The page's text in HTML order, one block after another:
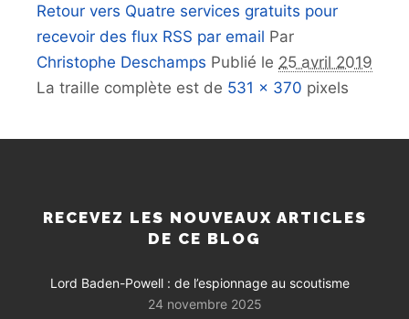
Retour vers Quatre services gratuits pour
recevoir des flux RSS par email Par
Christophe Deschamps Publié le 25 avril 2019
La traille complète est de 531 × 370 pixels
RECEVEZ LES NOUVEAUX ARTICLES
DE CE BLOG
Lord Baden-Powell : de l’espionnage au scoutisme
24 novembre 2025